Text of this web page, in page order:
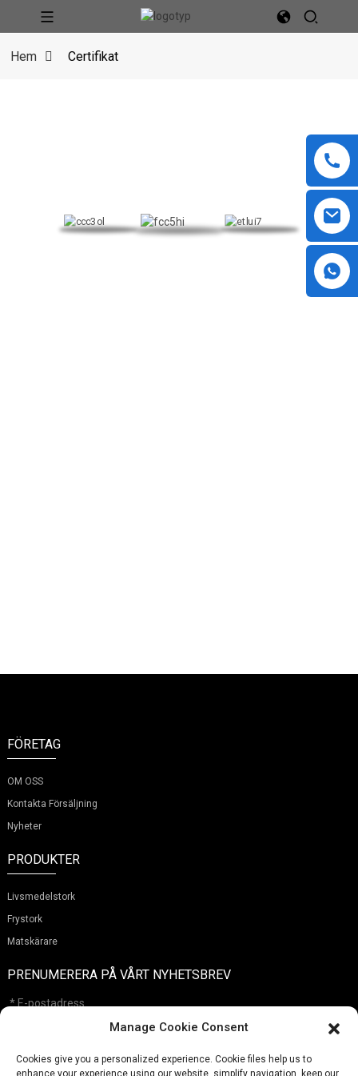
Hem Certifikat
FÖRETAG
OM OSS
Kontakta Försäljning
Nyheter
PRODUKTER
Livsmedelstork
Frystork
Matskärare
PRENUMERERA PÅ VÅRT NYHETSBREV
Överlämna
Manage Cookie Consent
Cookies give you a personalized experience. Cookie files help us to
enhance your experience using our website, simplify navigation, keep our